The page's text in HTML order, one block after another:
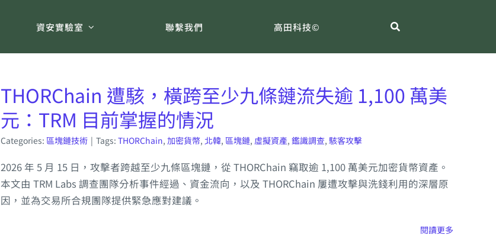
資安實驗室 聯繫我們 高田科技©
THORChain 遭駭，橫跨至少九條鏈流失逾 1,100 萬美
元：TRM 目前掌握的情況
Categories: 區塊鏈技術 | Tags: THORChain, 加密貨幣, 北韓, 區塊鏈, 虛擬資產, 鑑識調查, 駭客攻擊
2026 年 5 月 15 日，攻擊者跨越至少九條區塊鏈，從 THORChain 竊取逾 1,100 萬美元加密貨幣資產。
本文由 TRM Labs 調查團隊分析事件經過、資金流向，以及 THORChain 屢遭攻擊與洗錢利用的深層原
因，並為交易所合規團隊提供緊急應對建議。
閱讀更多